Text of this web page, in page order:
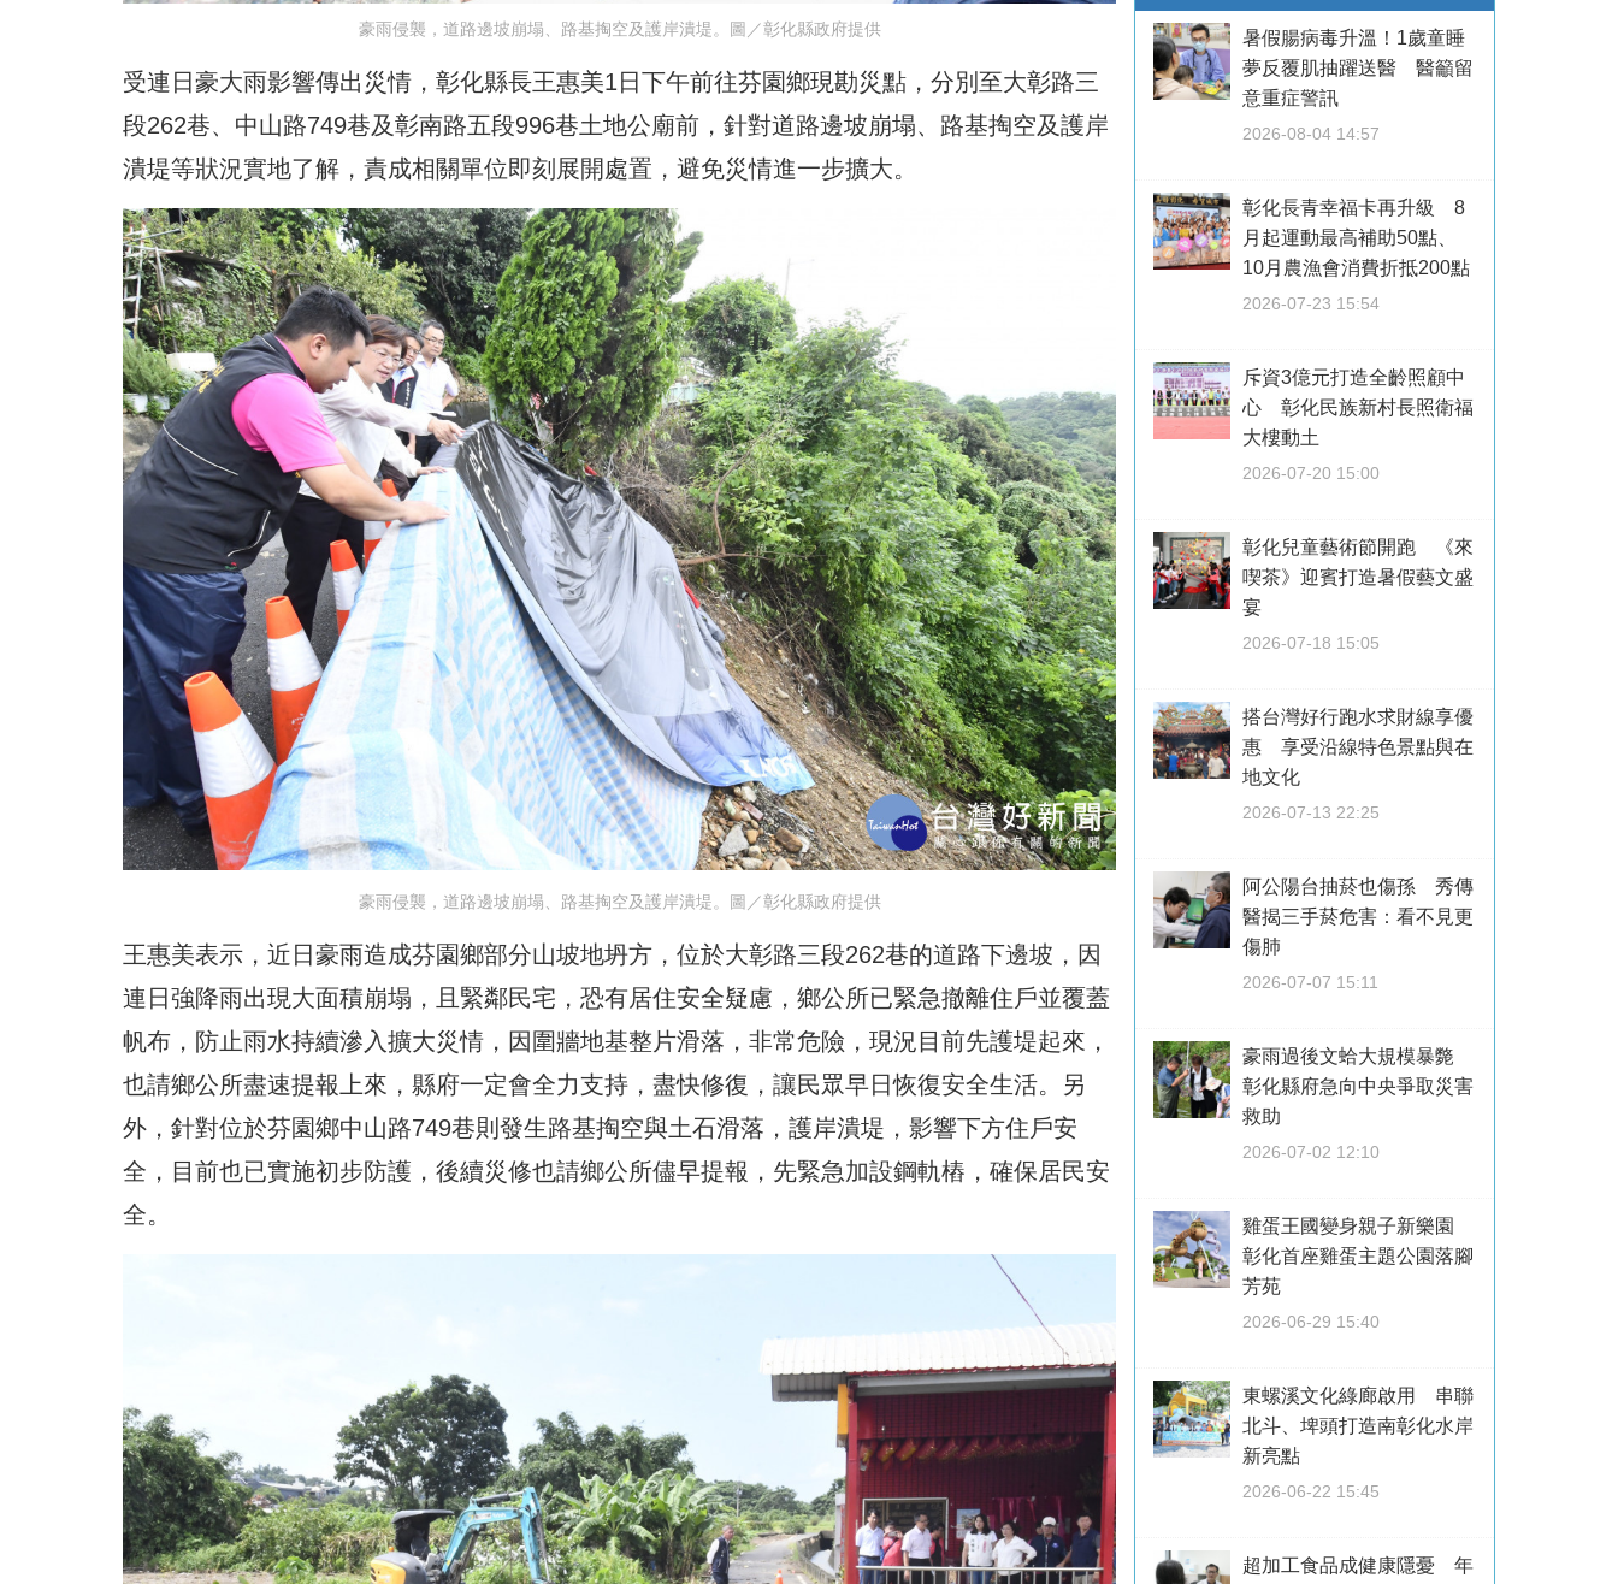
豪雨侵襲，道路邊坡崩塌、路基掏空及護岸潰堤。圖／彰化縣政府提供
受連日豪大雨影響傳出災情，彰化縣長王惠美1日下午前往芬園鄉現勘災點，分別至大彰路三
段262巷、中山路749巷及彰南路五段996巷土地公廟前，針對道路邊坡崩塌、路基掏空及護岸
潰堤等狀況實地了解，責成相關單位即刻展開處置，避免災情進一步擴大。
豪雨侵襲，道路邊坡崩塌、路基掏空及護岸潰堤。圖／彰化縣政府提供
王惠美表示，近日豪雨造成芬園鄉部分山坡地坍方，位於大彰路三段262巷的道路下邊坡，因
連日強降雨出現大面積崩塌，且緊鄰民宅，恐有居住安全疑慮，鄉公所已緊急撤離住戶並覆蓋
帆布，防止雨水持續滲入擴大災情，因圍牆地基整片滑落，非常危險，現況目前先護堤起來，
也請鄉公所盡速提報上來，縣府一定會全力支持，盡快修復，讓民眾早日恢復安全生活。另
外，針對位於芬園鄉中山路749巷則發生路基掏空與土石滑落，護岸潰堤，影響下方住戶安
全，目前也已實施初步防護，後續災修也請鄉公所儘早提報，先緊急加設鋼軌樁，確保居民安
全。
暑假腸病毒升溫！1歲童睡
夢反覆肌抽躍送醫 醫籲留
意重症警訊
2026-08-04 14:57
彰化長青幸福卡再升級 8
月起運動最高補助50點、
10月農漁會消費折抵200點
2026-07-23 15:54
斥資3億元打造全齡照顧中
心 彰化民族新村長照衛福
大樓動土
2026-07-20 15:00
彰化兒童藝術節開跑 《來
喫茶》迎賓打造暑假藝文盛
宴
2026-07-18 15:05
搭台灣好行跑水求財線享優
惠 享受沿線特色景點與在
地文化
2026-07-13 22:25
阿公陽台抽菸也傷孫 秀傳
醫揭三手菸危害：看不見更
傷肺
2026-07-07 15:11
豪雨過後文蛤大規模暴斃
彰化縣府急向中央爭取災害
救助
2026-07-02 12:10
雞蛋王國變身親子新樂園
彰化首座雞蛋主題公園落腳
芳苑
2026-06-29 15:40
東螺溪文化綠廊啟用 串聯
北斗、埤頭打造南彰化水岸
新亮點
2026-06-22 15:45
超加工食品成健康隱憂 年